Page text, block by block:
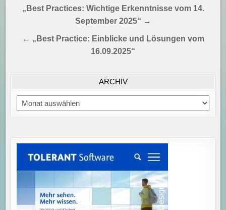
Beitragsnavigation
„Best Practices: Wichtige Erkenntnisse vom 14.
September 2025“ →
← „Best Practice: Einblicke und Lösungen vom
16.09.2025“
ARCHIV
Archiv